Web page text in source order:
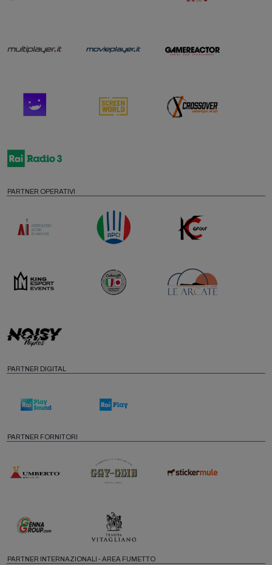
PARTNER OPERATIVI
PARTNER DIGITAL
PARTNER FORNITORI
PARTNER INTERNAZIONALI - AREA FUMETTO